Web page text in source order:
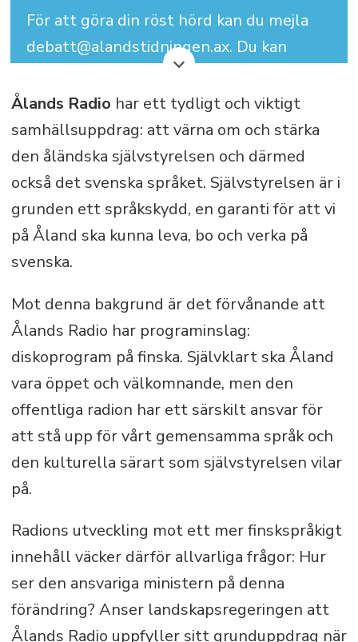
För att göra din röst hörd kan du mejla
debatt@alandstidningen.ax. Du kan
skriva under med signatur men vi
behöver dina kontaktuppgifter.
Din insändare får maximalt bestå av
3.000 tecken (inklusive mellanslag).
Ålands Radio har ett tydligt och viktigt
samhällsuppdrag: att värna om och stärka
den åländska självstyrelsen och därmed
också det svenska språket. Självstyrelsen är i
grunden ett språkskydd, en garanti för att vi
på Åland ska kunna leva, bo och verka på
svenska.
Mot denna bakgrund är det förvånande att
Ålands Radio har programinslag:
diskoprogram på finska. Självklart ska Åland
vara öppet och välkomnande, men den
offentliga radion har ett särskilt ansvar för
att stå upp för vårt gemensamma språk och
den kulturella särart som självstyrelsen vilar
på.
Radions utveckling mot ett mer finskspråkigt
innehåll väcker därför allvarliga frågor: Hur
ser den ansvariga ministern på denna
förändring? Anser landskapsregeringen att
Ålands Radio uppfyller sitt grunduppdrag när